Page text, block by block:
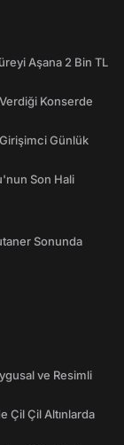
Aşana 2 Bin TL
Konserde
Günlük
Son Hali
Sonunda
ve Resimli
Çil Çil Altınlarda